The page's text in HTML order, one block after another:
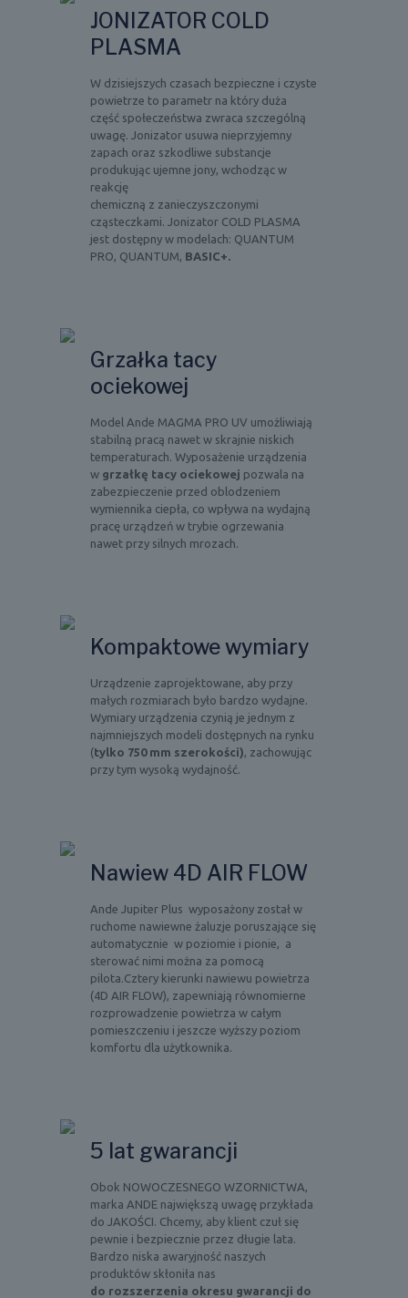
JONIZATOR COLD
PLASMA
W dzisiejszych czasach bezpieczne i czyste
powietrze to parametr na który duża
część społeczeństwa zwraca szczególną
uwagę. Jonizator usuwa nieprzyjemny
zapach oraz szkodliwe substancje
produkując ujemne jony, wchodząc w
reakcję
chemiczną z zanieczyszczonymi
cząsteczkami. Jonizator COLD PLASMA
jest dostępny w modelach: QUANTUM
PRO, QUANTUM, BASIC+.
Grzałka tacy
ociekowej
Model Ande MAGMA PRO UV umożliwiają
stabilną pracą nawet w skrajnie niskich
temperaturach. Wyposażenie urządzenia
w grzałkę tacy ociekowej pozwala na
zabezpieczenie przed oblodzeniem
wymiennika ciepła, co wpływa na wydajną
pracę urządzeń w trybie ogrzewania
nawet przy silnych mrozach.
Kompaktowe wymiary
Urządzenie zaprojektowane, aby przy
małych rozmiarach było bardzo wydajne.
Wymiary urządzenia czynią je jednym z
najmniejszych modeli dostępnych na rynku
(tylko 750 mm szerokości) , zachowując
przy tym wysoką wydajność.
Nawiew 4D AIR FLOW
Ande Jupiter Plus wyposażony został w
ruchome nawiewne żaluzje poruszające się
automatycznie w poziomie i pionie, a
sterować nimi można za pomocą
pilota.Cztery kierunki nawiewu powietrza
(4D AIR FLOW), zapewniają równomierne
rozprowadzenie powietrza w całym
pomieszczeniu i jeszcze wyższy poziom
komfortu dla użytkownika.
5 lat gwarancji
Obok NOWOCZESNEGO WZORNICTWA,
marka ANDE największą uwagę przykłada
do JAKOŚCI. Chcemy, aby klient czuł się
pewnie i bezpiecznie przez długie lata.
Bardzo niska awaryjność naszych
produktów skłoniła nas
do rozszerzenia okresu gwarancji do